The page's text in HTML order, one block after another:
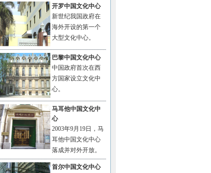
开罗中国文化中心
新世纪我国政府在
海外开设的第一个
大型文化中心。
巴黎中国文化中心
中国政府首次在西
方国家设立文化中
心。
马耳他中国文化中
心
2003年9月19日，马
耳他中国文化中心
落成并对外开放。
首尔中国文化中心